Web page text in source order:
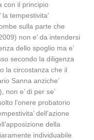
con il principio
tempestivita’
sulla parte che
non e’ da intendersi
dello spoglio ma e’
secondo la diligenza
la circostanza che il
Sanna anziche’
e’ di per se’
l’onere probatorio
dell’azione
della
individuabile